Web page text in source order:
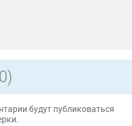
будут публиковаться